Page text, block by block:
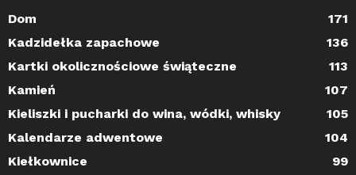
Dom
171
Kadzidełka zapachowe
136
Kartki okolicznościowe świąteczne
113
Kamień
107
Kieliszki i pucharki do wina, wódki, whisky
105
Kalendarze adwentowe
104
Kiełkownice
99